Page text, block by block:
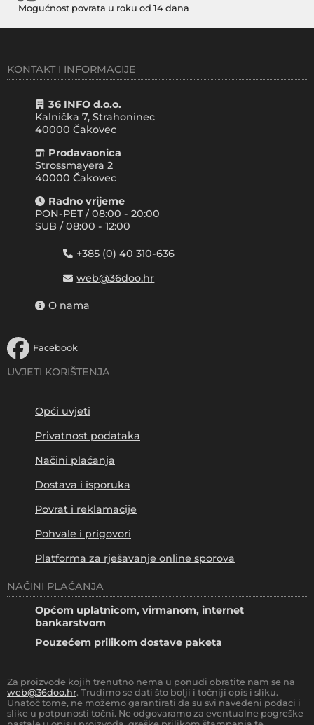
Mogućnost povrata u roku od 14 dana
KONTAKT I INFORMACIJE
36 INFO d.o.o.
Kalnička 7, Strahoninec
40000 Čakovec
Prodavaonica
Strossmayera 2
40000 Čakovec
Radno vrijeme
PON-PET / 08:00 - 20:00
SUB / 08:00 - 12:00
+385 (0) 40 310-636
web@36doo.hr
O nama
Facebook
UVJETI KORIŠTENJA
Opći uvjeti
Privatnost podataka
Načini plaćanja
Dostava i isporuka
Povrat i reklamacije
Pohvale i prigovori
Platforma za rješavanje online sporova
NAČINI PLAĆANJA
Općom uplatnicom, virmanom, internet
bankarstvom
Pouzećem prilikom dostave paketa
Za proizvode kojih trenutno nema u ponudi obratite nam se na
web@36doo.hr. Trudimo se dati što bolji i točniji opis i sliku.
Unatoč tome, ne možemo garantirati da su svi navedeni podaci i
slike u potpunosti točni. Ne odgovaramo za eventualne pogreške